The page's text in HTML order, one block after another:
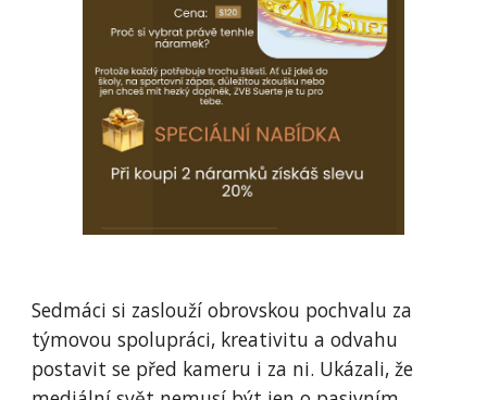
Sedmáci si zaslouží obrovskou pochvalu za
týmovou spolupráci, kreativitu a odvahu
postavit se před kameru i za ni. Ukázali, že